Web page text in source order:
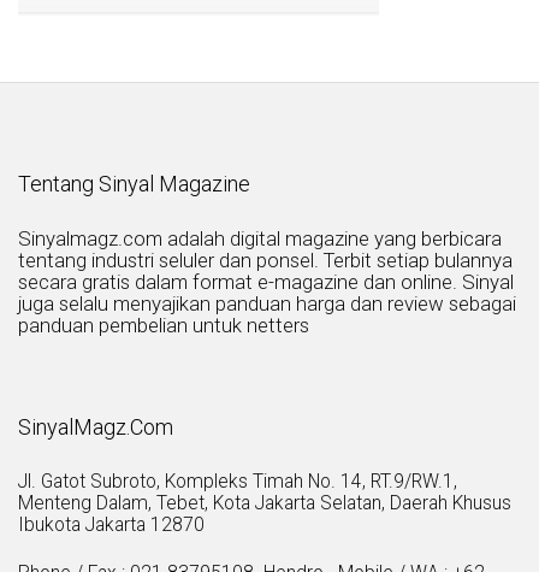
Tentang Sinyal Magazine
Sinyalmagz.com adalah digital magazine yang berbicara
tentang industri seluler dan ponsel. Terbit setiap bulannya
secara gratis dalam format e-magazine dan online. Sinyal
juga selalu menyajikan panduan harga dan review sebagai
panduan pembelian untuk netters
SinyalMagz.Com
Jl. Gatot Subroto, Kompleks Timah No. 14, RT.9/RW.1,
Menteng Dalam, Tebet, Kota Jakarta Selatan, Daerah Khusus
Ibukota Jakarta 12870